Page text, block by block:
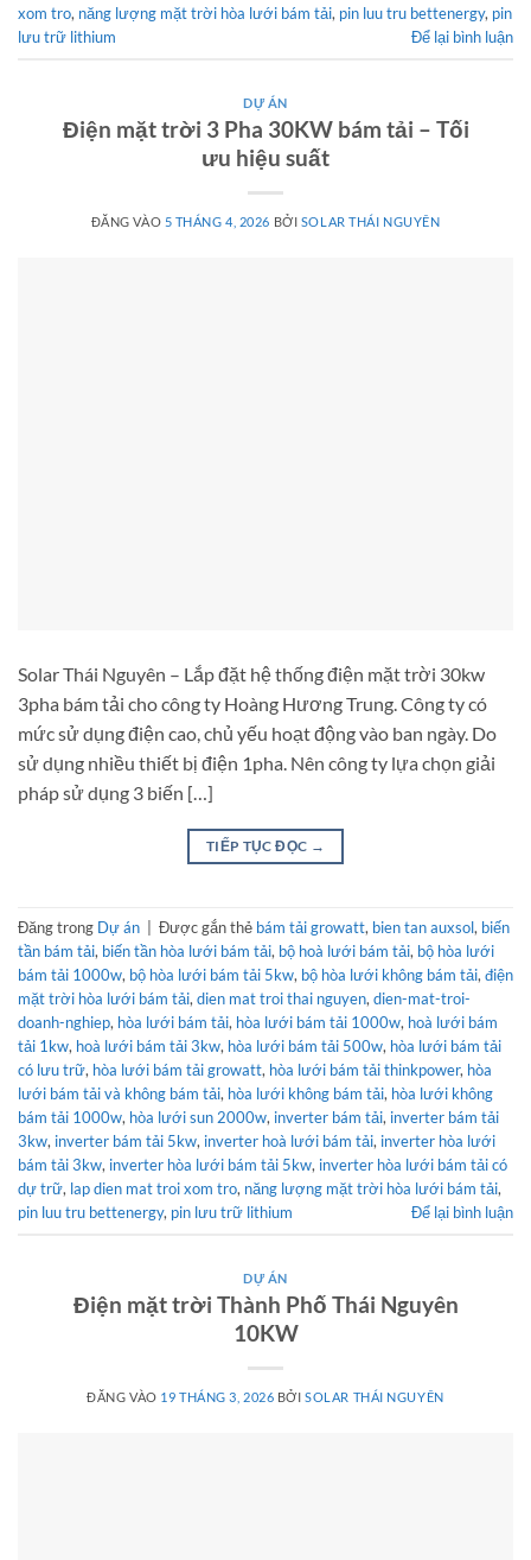
xom tro, năng lượng mặt trời hòa lưới bám tải, pin luu tru bettenergy, pin
lưu trữ lithium
Để lại bình luận
DỰ ÁN
Điện mặt trời 3 Pha 30KW bám tải – Tối
ưu hiệu suất
ĐĂNG VÀO 5 THÁNG 4, 2026 BỞI SOLAR THÁI NGUYÊN
Solar Thái Nguyên – Lắp đặt hệ thống điện mặt trời 30kw
3pha bám tải cho công ty Hoàng Hương Trung. Công ty có
mức sử dụng điện cao, chủ yếu hoạt động vào ban ngày. Do
sử dụng nhiều thiết bị điện 1pha. Nên công ty lựa chọn giải
pháp sử dụng 3 biến […]
TIẾP TỤC ĐỌC →
Đăng trong Dự án Được gắn thẻ bám tải growatt, bien tan auxsol, biến
tần bám tải, biến tần hòa lưới bám tải, bộ hoà lưới bám tải, bộ hòa lưới
bám tải 1000w, bộ hòa lưới bám tải 5kw, bộ hòa lưới không bám tải, điện
mặt trời hòa lưới bám tải, dien mat troi thai nguyen, dien-mat-troi-
doanh-nghiep, hòa lưới bám tải, hòa lưới bám tải 1000w, hoà lưới bám
tải 1kw, hoà lưới bám tải 3kw, hòa lưới bám tải 500w, hòa lưới bám tải
có lưu trữ, hòa lưới bám tải growatt, hòa lưới bám tải thinkpower, hòa
lưới bám tải và không bám tải, hòa lưới không bám tải, hòa lưới không
bám tải 1000w, hòa lưới sun 2000w, inverter bám tải, inverter bám tải
3kw, inverter bám tải 5kw, inverter hoà lưới bám tải, inverter hòa lưới
bám tải 3kw, inverter hòa lưới bám tải 5kw, inverter hòa lưới bám tải có
dự trữ, lap dien mat troi xom tro, năng lượng mặt trời hòa lưới bám tải,
pin luu tru bettenergy, pin lưu trữ lithium Để lại bình luận
DỰ ÁN
Điện mặt trời Thành Phố Thái Nguyên
10KW
ĐĂNG VÀO 19 THÁNG 3, 2026 BỞISOLAR THÁI NGUYÊN